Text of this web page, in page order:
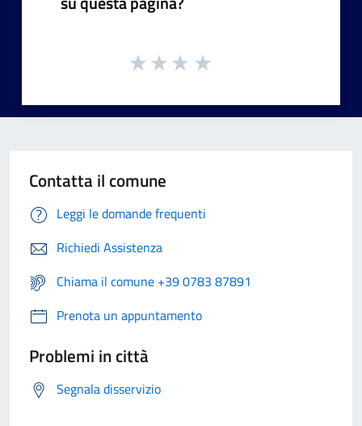
Contatta il comune
Leggi le domande frequenti
Richiedi Assistenza
Chiama il comune +39 0783 87891
Prenota un appuntamento
Problemi in città
Segnala disservizio